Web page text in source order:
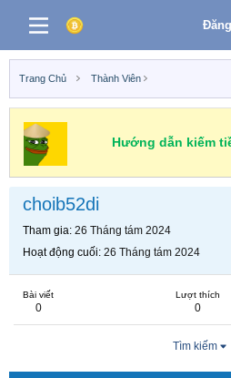
Trang Chủ Thành Viên
Hướng dẫn kiếm
choib52di
Tham gia 26 Tháng tám 2024
Hoạt động cuối 26 Tháng tám 2024
Bài viết
0
Lượt thích
0
Tìm kiếm